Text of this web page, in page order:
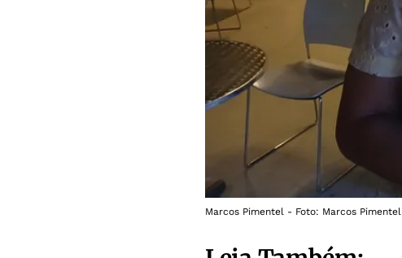
Marcos Pimentel - Foto: Marcos Pimentel